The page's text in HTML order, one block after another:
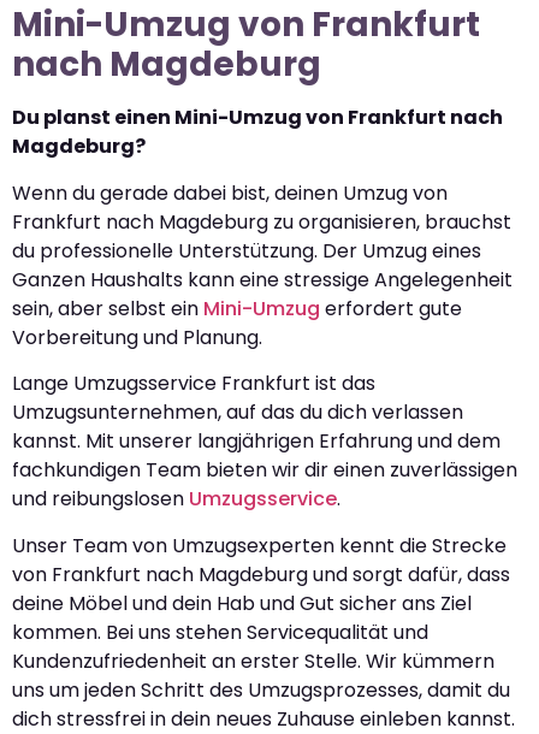
Mini-Umzug von Frankfurt
nach Magdeburg
Du planst einen Mini-Umzug von Frankfurt nach
Magdeburg?
Wenn du gerade dabei bist, deinen Umzug von
Frankfurt nach Magdeburg zu organisieren, brauchst
du professionelle Unterstützung. Der Umzug eines
Ganzen Haushalts kann eine stressige Angelegenheit
sein, aber selbst ein Mini-Umzug erfordert gute
Vorbereitung und Planung.
Lange Umzugsservice Frankfurt ist das
Umzugsunternehmen, auf das du dich verlassen
kannst. Mit unserer langjährigen Erfahrung und dem
fachkundigen Team bieten wir dir einen zuverlässigen
und reibungslosen Umzugsservice.
Unser Team von Umzugsexperten kennt die Strecke
von Frankfurt nach Magdeburg und sorgt dafür, dass
deine Möbel und dein Hab und Gut sicher ans Ziel
kommen. Bei uns stehen Servicequalität und
Kundenzufriedenheit an erster Stelle. Wir kümmern
uns um jeden Schritt des Umzugsprozesses, damit du
dich stressfrei in dein neues Zuhause einleben kannst.